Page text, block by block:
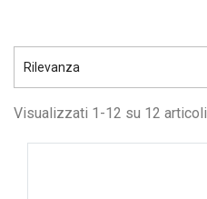
Rilevanza
Visualizzati 1-12 su 12 articoli